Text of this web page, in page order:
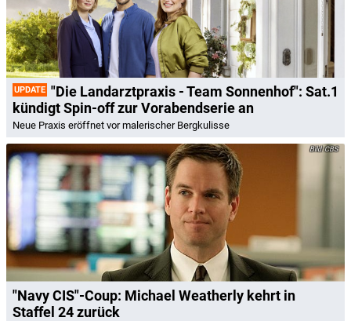
UPDATE "Die Landarztpraxis - Team Sonnenhof": Sat.1
kündigt Spin-off zur Vorabendserie an
Neue Praxis eröffnet vor malerischer Bergkulisse
CBS
"Navy CIS"-Coup: Michael Weatherly kehrt in
Staffel 24 zurück